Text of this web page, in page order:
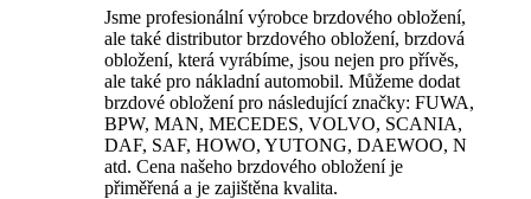
Jsme profesionální výrobce brzdového obložení,
ale také distributor brzdového obložení, brzdová
obložení, která vyrábíme, jsou nejen pro přívěs,
ale také pro nákladní automobil. Můžeme dodat
brzdové obložení pro následující značky: FUWA,
BPW, MAN, MECEDES, VOLVO, SCANIA,
DAF, SAF, HOWO, YUTONG, DAEWOO, N
atd. Cena našeho brzdového obložení je
přiměřená a je zajištěna kvalita.